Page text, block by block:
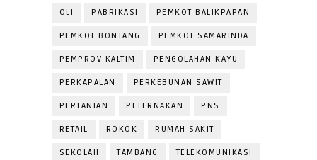
OLI PABRIKASI PEMKOT BALIKPAPAN
PEMKOT BONTANG PEMKOT SAMARINDA
PEMPROV KALTIM PENGOLAHAN KAYU
PERKAPALAN PERKEBUNAN SAWIT
PERTANIAN PETERNAKAN PNS
RETAIL ROKOK RUMAH SAKIT
SEKOLAH TAMBANG TELEKOMUNIKASI